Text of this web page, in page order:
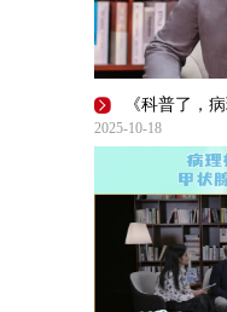
2025-10-18